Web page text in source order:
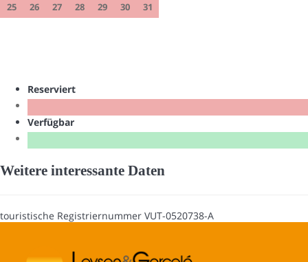
25
26 27 28 29 30 31
Reserviert
Verfügbar
Weitere interessante Daten
touristische Registriernummer VUT-0520738-A